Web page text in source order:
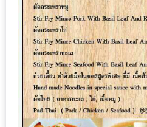
MAPS
MY
ACCOUNT
NEW
FACEBOOK